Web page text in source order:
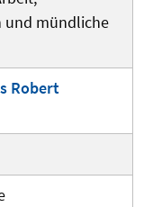
und mündliche
Robert